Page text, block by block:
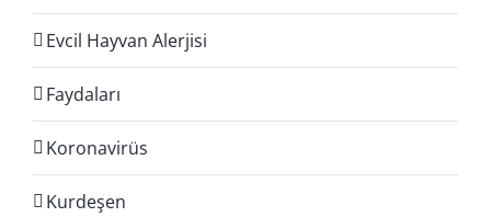
Evcil Hayvan Alerjisi
Faydaları
Koronavirüs
Kurdeşen